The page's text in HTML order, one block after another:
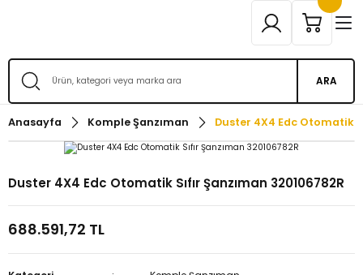
ARA
Anasayfa Komple Şanzıman Duster 4X4 Edc Otomatik
Duster 4X4 Edc Otomatik Sıfır Şanzıman 320106782R
688.591,72 TL